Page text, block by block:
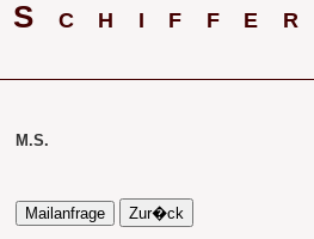
M.S.